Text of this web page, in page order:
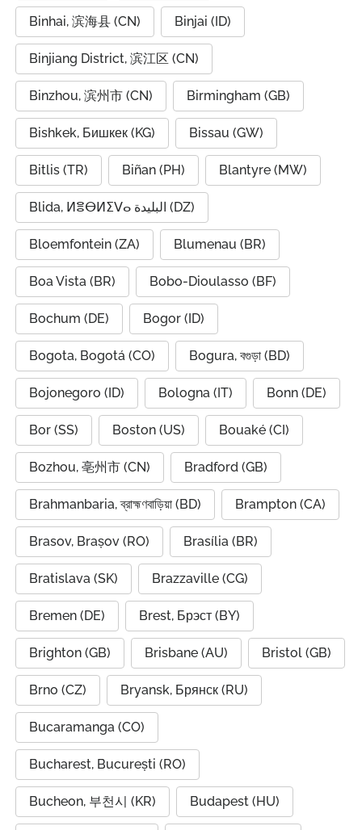
Binhai, 滨海县 (CN) Binjai (ID)
Binjiang District, 滨江区 (CN)
Binzhou, 滨州市 (CN) Birmingham (GB)
Bishkek, Бишкек (KG) Bissau (GW)
Bitlis (TR) Biñan (PH) Blantyre (MW)
Blida, ⵍⴻⴱⵍⵉⴸⴰ البليدة (DZ)
Bloemfontein (ZA) Blumenau (BR)
Boa Vista (BR) Bobo-Dioulasso (BF)
Bochum (DE) Bogor (ID)
Bogota, Bogotá (CO) Bogura, বগুড়া (BD)
Bojonegoro (ID) Bologna (IT) Bonn (DE)
Bor (SS) Boston (US) Bouaké (CI)
Bozhou, 亳州市 (CN) Bradford (GB)
Brahmanbaria, ব্রাহ্মণবাড়িয়া (BD) Brampton (CA)
Brasov, Brașov (RO) Brasília (BR)
Bratislava (SK) Brazzaville (CG)
Bremen (DE) Brest, Брэст (BY)
Brighton (GB) Brisbane (AU) Bristol (GB)
Brno (CZ) Bryansk, Брянск (RU)
Bucaramanga (CO)
Bucharest, București (RO)
Bucheon, 부천시 (KR) Budapest (HU)